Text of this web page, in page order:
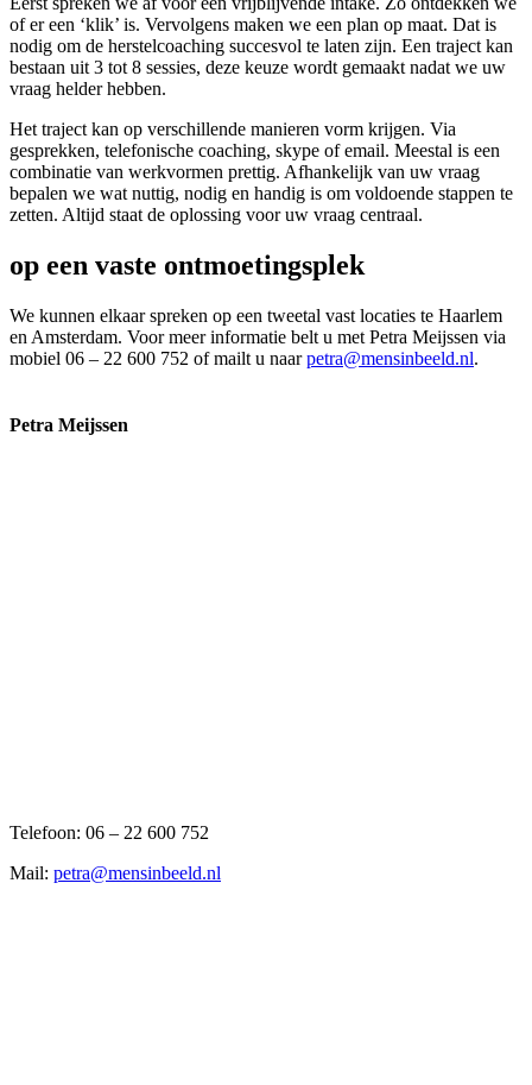
of er een ‘klik’ is. Vervolgens maken we een plan op maat. Dat is
nodig om de herstelcoaching succesvol te laten zijn. Een traject kan
bestaan uit 3 tot 8 sessies, deze keuze wordt gemaakt nadat we uw
vraag helder hebben.
Het traject kan op verschillende manieren vorm krijgen. Via
gesprekken, telefonische coaching, skype of email. Meestal is een
combinatie van werkvormen prettig. Afhankelijk van uw vraag
bepalen we wat nuttig, nodig en handig is om voldoende stappen te
zetten. Altijd staat de oplossing voor uw vraag centraal.
op een vaste ontmoetingsplek
We kunnen elkaar spreken op een tweetal vast locaties te Haarlem
en Amsterdam. Voor meer informatie belt u met Petra Meijssen via
mobiel 06 – 22 600 752 of mailt u naarpetra@mensinbeeld.nl.
Petra Meijssen
Telefoon: 06 – 22 600 752
Mail: petra@mensinbeeld.nl